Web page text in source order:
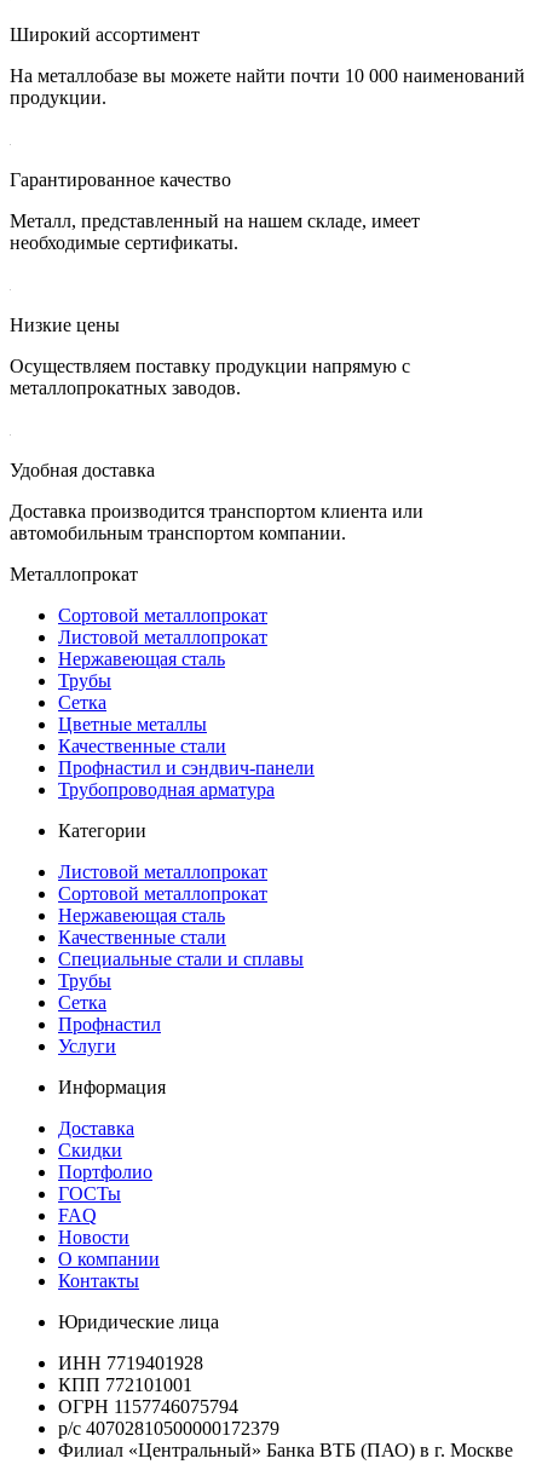
Широкий ассортимент
На металлобазе вы можете найти почти 10 000 наименований
продукции.
Гарантированное качество
Металл, представленный на нашем складе, имеет
необходимые сертификаты.
Низкие цены
Осуществляем поставку продукции напрямую с
металлопрокатных заводов.
Удобная доставка
Доставка производится транспортом клиента или
автомобильным транспортом компании.
Металлопрокат
Сортовой металлопрокат
Листовой металлопрокат
Нержавеющая сталь
Трубы
Сетка
Цветные металлы
Качественные стали
Профнастил и сэндвич-панели
Трубопроводная арматура
Категории
Листовой металлопрокат
Сортовой металлопрокат
Нержавеющая сталь
Качественные стали
Специальные стали и сплавы
Трубы
Сетка
Профнастил
Услуги
Информация
Доставка
Скидки
Портфолио
ГОСТы
FAQ
Новости
О компании
Контакты
Юридические лица
ИНН 7719401928
КПП 772101001
ОГРН 1157746075794
р/с 40702810500000172379
Филиал «Центральный» Банка ВТБ (ПАО) в г. Москве